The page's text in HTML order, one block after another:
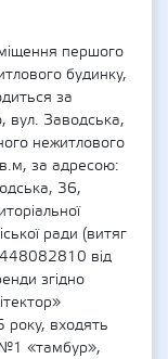
першого
будинку,
за
вул. Заводська,
нежитлового
за адресою:
36,
ради (витяг
від
згідно
року, входять
«тамбур»,